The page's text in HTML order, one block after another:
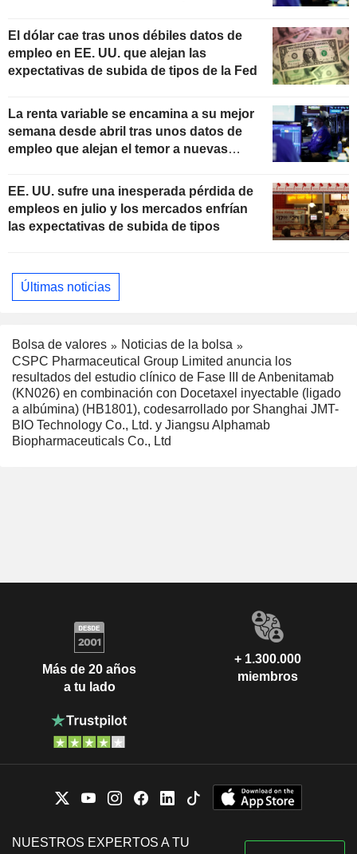
El dólar cae tras unos débiles datos de
empleo en EE. UU. que alejan las
expectativas de subida de tipos de la Fed
La renta variable se encamina a su mejor
semana desde abril tras unos datos de
empleo que alejan el temor a nuevas
EE. UU. sufre una inesperada pérdida de
empleos en julio y los mercados enfrían
las expectativas de subida de tipos
Últimas noticias
Bolsa de valores
Noticias de la bolsa
CSPC Pharmaceutical Group Limited anuncia los
resultados del estudio clínico de Fase III de Anbenitamab
(KN026) en combinación con Docetaxel inyectable (ligado
a albúmina) (HB1801), codesarrollado por Shanghai JMT-
BIO Technology Co., Ltd. y Jiangsu Alphamab
Biopharmaceuticals Co., Ltd
Más de 20 años
a tu lado
+ 1.300.000
miembros
NUESTROS EXPERTOS A TU